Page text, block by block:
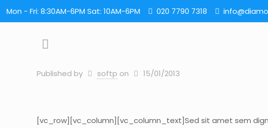
Mon - Fri: 8:30AM-6PM Sat: 10AM-6PM 020 7790 7318
Published by softp on 15/01/2013
[vc_row][vc_column][vc_column_text]Sed sit amet sem